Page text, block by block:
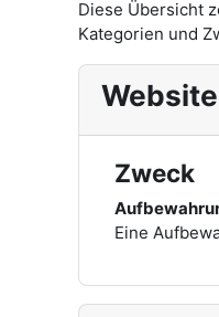
Diese Übersicht
Kategorien und
Website
Zweck
Eine